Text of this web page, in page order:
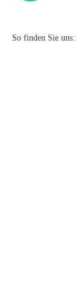
So finden Sie uns: